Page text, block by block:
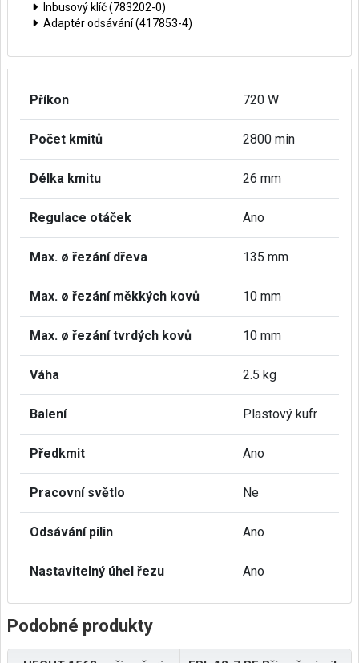
Inbusový klíč (783202-0)
Adaptér odsávání (417853-4)
Příkon 720 W
Počet kmitů 2800 min
Délka kmitu 26 mm
Regulace otáček Ano
Max. ø řezání dřeva 135 mm
Max. ø řezání měkkých kovů 10 mm
Max. ø řezání tvrdých kovů 10 mm
Váha 2.5 kg
Balení Plastový kufr
Předkmit Ano
Pracovní světlo Ne
Odsávání pilin Ano
Nastavitelný úhel řezu Ano
Podobné produkty